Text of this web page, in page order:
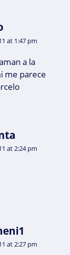
at 1:47 pm
a la
me parece
at 2:24 pm
at 2:27 pm